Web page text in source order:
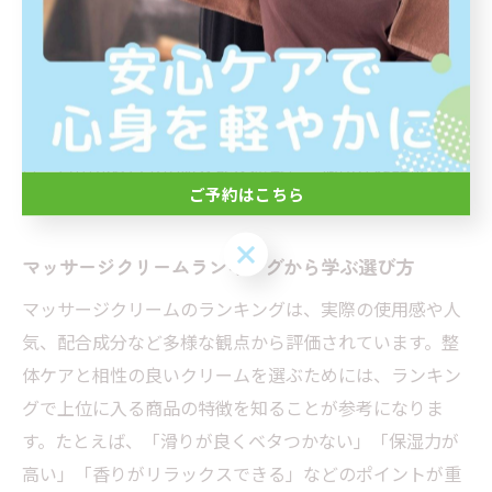
ませることが大切です。
万が一、クリーム使用後に違和感や刺激を感じた場合
は、すぐに使用を中止し、必要に応じて専門家に相談し
ましょう。敏感肌でも安心して整体ケアを続けるために
は、日頃から自分の肌状態を観察し、適切な商品選びと
使い方を心がけることが重要です。
マッサージクリームランキングから学ぶ選び方
マッサージクリームのランキングは、実際の使用感や人
気、配合成分など多様な観点から評価されています。整
体ケアと相性の良いクリームを選ぶためには、ランキン
グで上位に入る商品の特徴を知ることが参考になりま
す。たとえば、「滑りが良くベタつかない」「保湿力が
高い」「香りがリラックスできる」などのポイントが重
ご予約はこちら
ご予約はこちら